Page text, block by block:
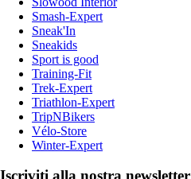
Smash-Expert
Sneak'In
Sneakids
Sport is good
Training-Fit
Trek-Expert
Triathlon-Expert
TripNBikers
Vélo-Store
Winter-Expert
Iscriviti alla nostra newsletter